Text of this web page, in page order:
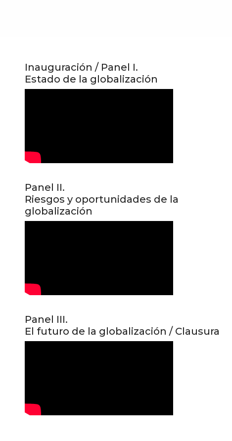
Inauguración / Panel I.
Estado de la globalización
Panel II.
Riesgos y oportunidades de la
globalización
Panel III.
El futuro de la globalización / Clausura